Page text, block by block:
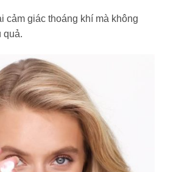
cảm giác thoáng khí mà không
quả.